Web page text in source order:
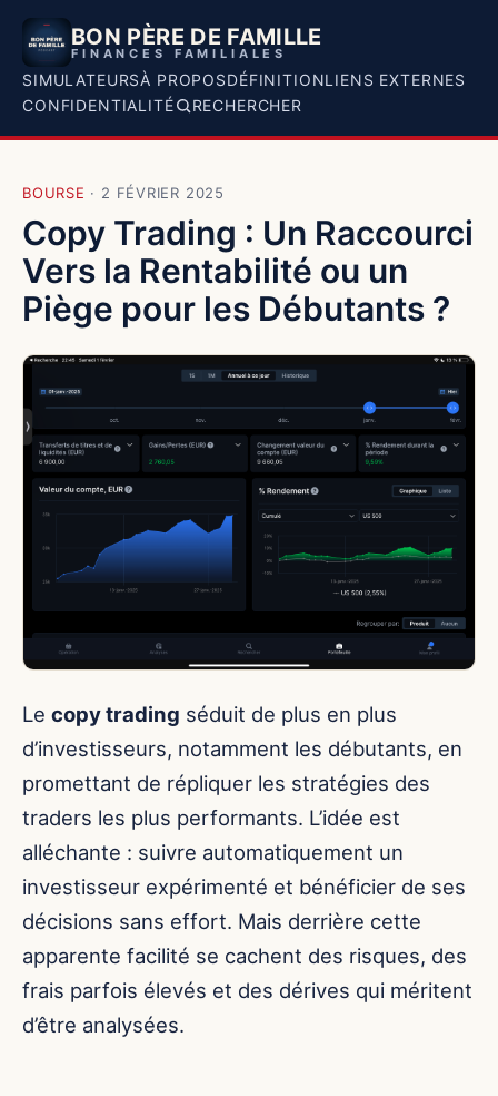
BON PÈRE DE FAMILLE
FINANCES FAMILIALES
SIMULATEURSÀ PROPOSDÉFINITIONLIENS EXTERNES
CONFIDENTIALITÉ
RECHERCHER
BOURSE · 2 FÉVRIER 2025
Copy Trading : Un Raccourci
Vers la Rentabilité ou un
Piège pour les Débutants ?
Le copy trading séduit de plus en plus
d’investisseurs, notamment les débutants, en
promettant de répliquer les stratégies des
traders les plus performants. L’idée est
alléchante : suivre automatiquement un
investisseur expérimenté et bénéficier de ses
décisions sans effort. Mais derrière cette
apparente facilité se cachent des risques, des
frais parfois élevés et des dérives qui méritent
d’être analysées.